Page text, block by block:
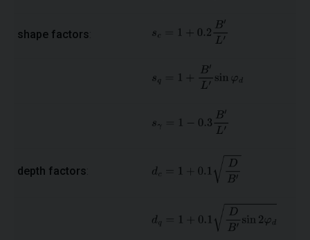
shape factors
depth factors